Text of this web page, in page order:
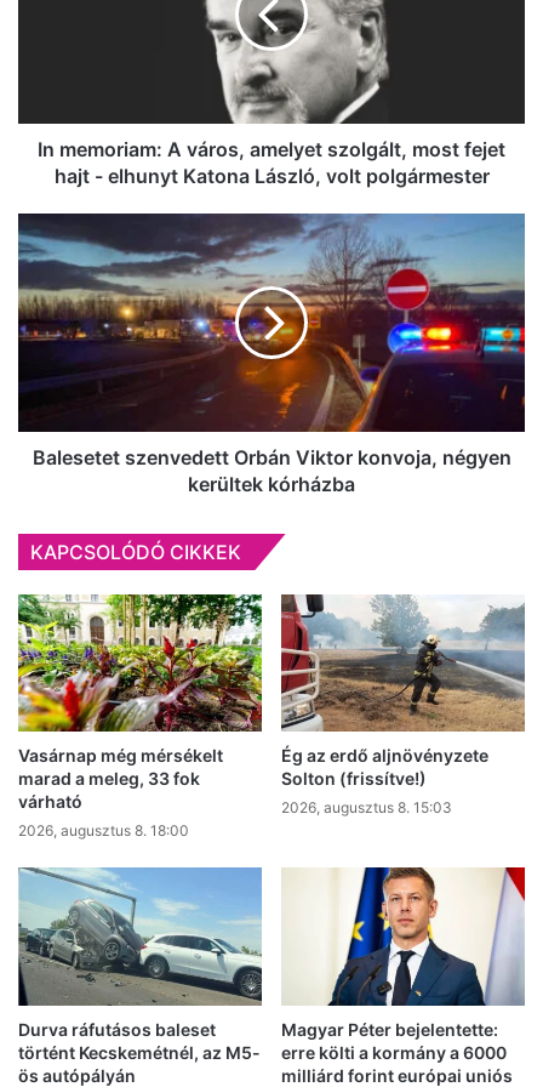
hajt
elhunyt
volt
polgármester
In memoriam: A város, amelyet szolgált, most fejet
hajt - elhunyt Katona László, volt polgármester
szenvedett
Viktor
konvoja,
kerültek
Balesetet szenvedett Orbán Viktor konvoja, négyen
kerültek kórházba
KAPCSOLÓDÓ CIKKEK
Vasárnap még mérsékelt
marad a meleg, 33 fok
várható
2026, augusztus 8. 18:00
Ég az erdő aljnövényzete
Solton (frissítve!)
2026, augusztus 8. 15:03
Durva ráfutásos baleset
történt Kecskemétnél, az M5-
ös autópályán
Magyar Péter bejelentette:
erre költi a kormány a 6000
milliárd forint európai uniós